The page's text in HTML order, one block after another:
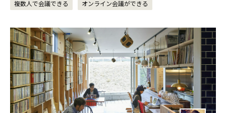
複数人で会議できる オンライン会議ができる